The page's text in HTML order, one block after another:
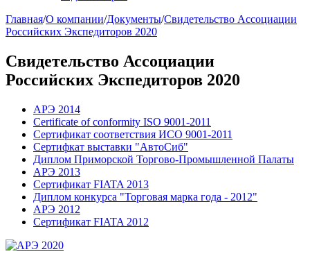
Главная/О компании/Документы/Свидетельство Ассоциации
Российских Экспедиторов 2020
Свидетельство Ассоциации
Российских Экспедиторов 2020
АРЭ 2014
Certificate of conformity ISO 9001-2011
Сертификат соответствия ИСО 9001-2011
Сертифкат выставки "АвтоСиб"
Диплом Приморской Торгово-Промышленной Палаты
АРЭ 2013
Сертификат FIATA 2013
Диплом конкурса "Торговая марка года - 2012"
АРЭ 2012
Сертификат FIATA 2012